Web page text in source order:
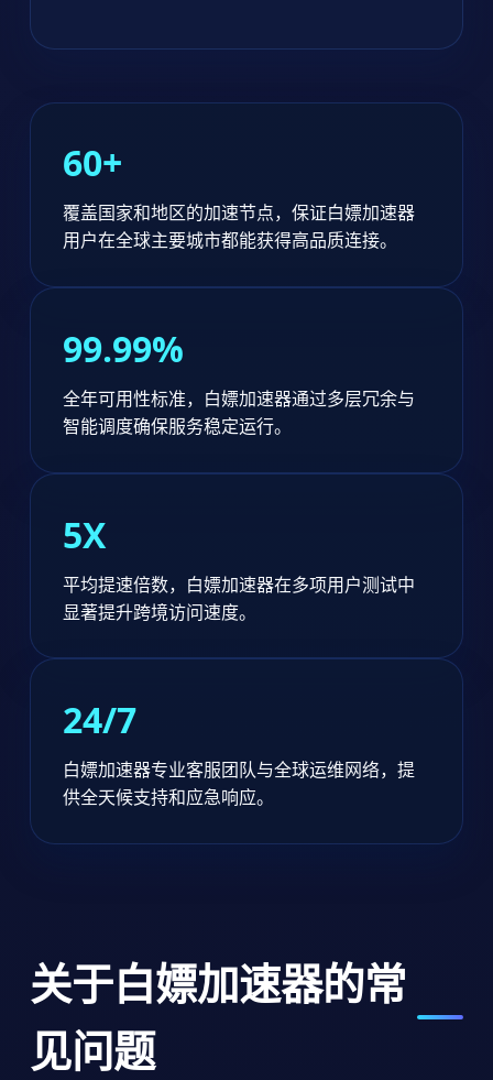
60+
覆盖国家和地区的加速节点，保证白嫖加速器
用户在全球主要城市都能获得高品质连接。
99.99%
全年可用性标准，白嫖加速器通过多层冗余与
智能调度确保服务稳定运行。
5X
平均提速倍数，白嫖加速器在多项用户测试中
显著提升跨境访问速度。
24/7
白嫖加速器专业客服团队与全球运维网络，提
供全天候支持和应急响应。
关于白嫖加速器的常
见问题